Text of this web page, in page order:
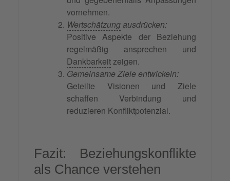
vornehmen.
Wertschätzungausdrücken:
Positive Aspekte der Beziehung
regelmäßig ansprechen und
Dankbarkeitzeigen.
Gemeinsame Ziele entwickeln:
Geteilte Visionen und Ziele
schaffen Verbindung und
reduzieren Konfliktpotenzial.
Fazit: Beziehungskonflikte
als Chance verstehen